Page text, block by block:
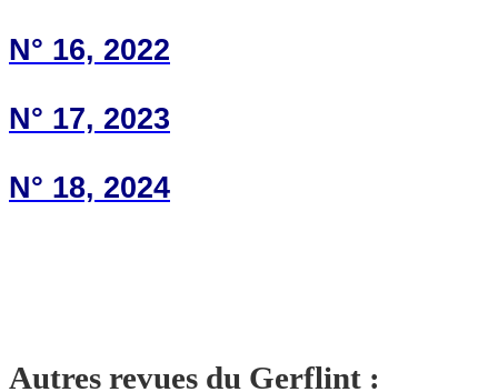
N° 16, 2022
N° 17, 2023
N° 18, 2024
Autres revues du Gerflint :